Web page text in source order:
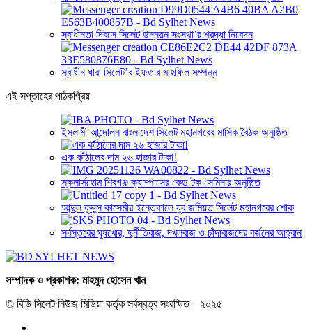
স্বাধীনতা দিবসে সিলেট উন্নয়ন সংস্থা’র শ্রদ্ধা নিবেদন
স্বাধীন ধারা সিলেট’র ইফতার মাহফিল সম্পন্ন
এই সপ্তাহের পাঠকপ্রিয়
ইসলামী আন্দোলন বাংলাদেশ সিলেট মহানগরের মাসিক বৈঠক অনুষ্ঠিত
এক কাঁঠালের দাম ২৬ হাজার টাকা!
স্কলার্সহোম শিবগঞ্জ ক্যাম্পাসের কেড টক সেমিনার অনুষ্ঠিত
আব্দুল কুদ্দুস কাসেমীর ইন্তেকালে যুব জমিয়ত সিলেট মহানগরের শোক
সর্বস্তরের ঘুষখোর, দুর্নীতিবাজ, দখলবাজ ও চাঁদাবাজদের বর্জনের আহ্বান
সম্পাদক ও প্রকাশক: মাহমুদ হোসেন খান
© বিডি সিলেট নিউজ মিডিয়া কর্তৃক সর্বস্বত্ব সংরক্ষিত। ২০২৫